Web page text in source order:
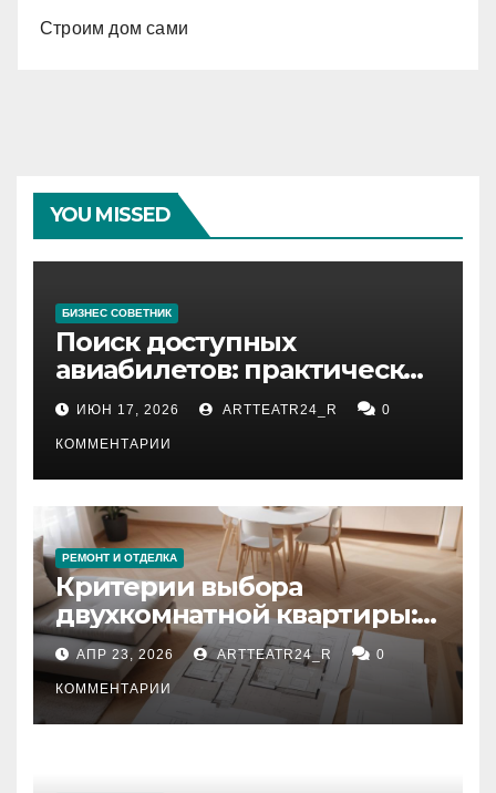
Строим дом сами
YOU MISSED
БИЗНЕС СОВЕТНИК
Поиск доступных
авиабилетов: практические
рекомендации
ИЮН 17, 2026 ARTTEATR24_R 0
КОММЕНТАРИИ
РЕМОНТ И ОТДЕЛКА
Критерии выбора
двухкомнатной квартиры:
планировка, площадь,
состояние и документация
АПР 23, 2026 ARTTEATR24_R 0
КОММЕНТАРИИ